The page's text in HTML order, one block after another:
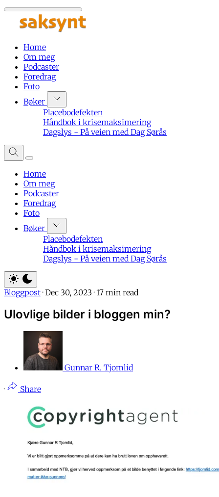
Home
Om meg
Podcaster
Foredrag
Foto
Bøker
Placebodefekten
Håndbok i krisemaksimering
Dagslys - På veien med Dag Sørås
Home
Om meg
Podcaster
Foredrag
Foto
Bøker
Placebodefekten
Håndbok i krisemaksimering
Dagslys - På veien med Dag Sørås
Bloggpost · Dec 30, 2023 · 17 min read
Ulovlige bilder i bloggen min?
Gunnar R. Tjomlid
· Share